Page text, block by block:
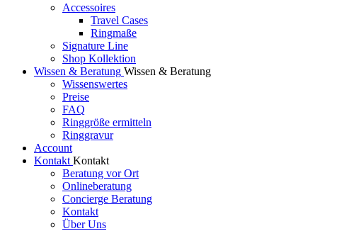
Accessoires
Travel Cases
Ringmaße
Signature Line
Shop Kollektion
Wissen & Beratung Wissen & Beratung
Wissenswertes
Preise
FAQ
Ringgröße ermitteln
Ringgravur
Account
Kontakt Kontakt
Beratung vor Ort
Onlineberatung
Concierge Beratung
Kontakt
Über Uns